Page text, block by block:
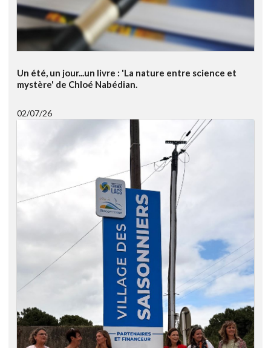
Un été, un jour...un livre : 'La nature entre science et
mystère' de Chloé Nabédian.
02/07/26